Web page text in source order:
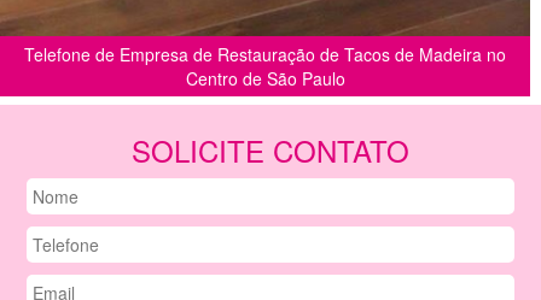
Telefone de Empresa de Restauração de Tacos de Madeira no
Centro de São Paulo
SOLICITE CONTATO